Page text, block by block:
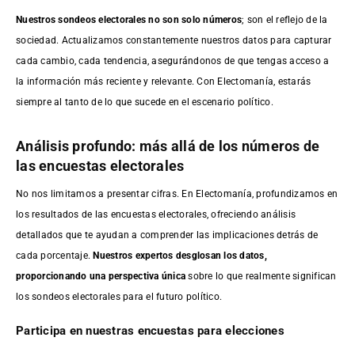
Nuestros sondeos electorales no son solo números; son el reflejo de la
sociedad. Actualizamos constantemente nuestros datos para capturar
cada cambio, cada tendencia, asegurándonos de que tengas acceso a
la información más reciente y relevante. Con Electomanía, estarás
siempre al tanto de lo que sucede en el escenario político.
Análisis profundo: más allá de los números de
las encuestas electorales
No nos limitamos a presentar cifras. En Electomanía, profundizamos en
los resultados de las encuestas electorales, ofreciendo análisis
detallados que te ayudan a comprender las implicaciones detrás de
cada porcentaje.Nuestros expertos desglosan los datos,
proporcionando una perspectiva única sobre lo que realmente significan
los sondeos electorales para el futuro político.
Participa en nuestras encuestas para elecciones